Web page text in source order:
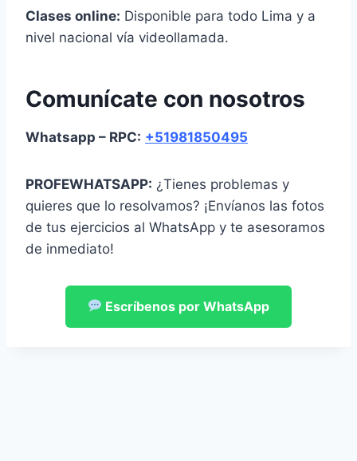
Clases online: Disponible para todo Lima y a
nivel nacional vía videollamada.
Comunícate con nosotros
Whatsapp – RPC: +51981850495
PROFEWHATSAPP: ¿Tienes problemas y
quieres que lo resolvamos? ¡Envíanos las fotos
de tus ejercicios al WhatsApp y te asesoramos
de inmediato!
Escríbenos por WhatsApp